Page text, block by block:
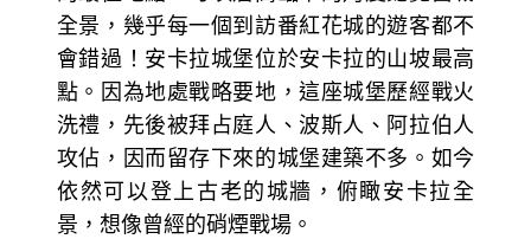
全景，幾乎每一個到訪番紅花城的遊客都不
會錯過！安卡拉城堡位於安卡拉的山坡最高
點。因為地處戰略要地，這座城堡歷經戰火
洗禮，先後被拜占庭人、波斯人、阿拉伯人
攻佔，因而留存下來的城堡建築不多。如今
依然可以登上古老的城牆，俯瞰安卡拉全
景，想像曾經的硝煙戰場。